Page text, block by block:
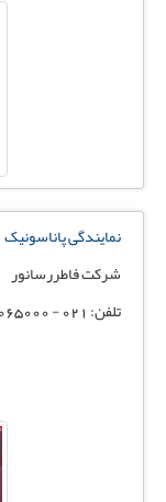
نمایندگی پاناسونیک
شرکت فاطررسانور
تلفن: 021 - 73065000